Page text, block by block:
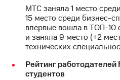
Медиа-центр
Пресс-
релизы
о технологиях
МТС заняла 1 место
15 место среди бизнес-
впервые вошла в ТОП-10
и заняла 9 место (+2
технических
Рейтинг работодателей
студентов